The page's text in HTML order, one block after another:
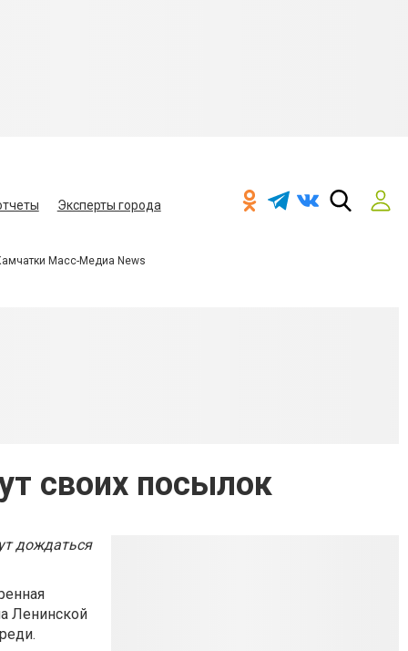
Эксперты города
Масс-Медиа News
своих посылок
дождаться
Ленинской